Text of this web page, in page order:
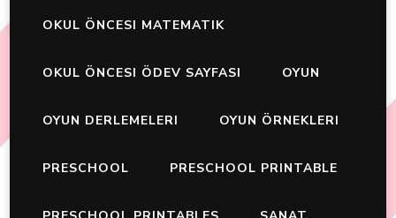
OKUL ÖNCESI MATEMATIK
OKUL ÖNCESI ÖDEV SAYFASI OYUN
OYUN DERLEMELERI OYUN ÖRNEKLERI
PRESCHOOL PRESCHOOL PRINTABLE